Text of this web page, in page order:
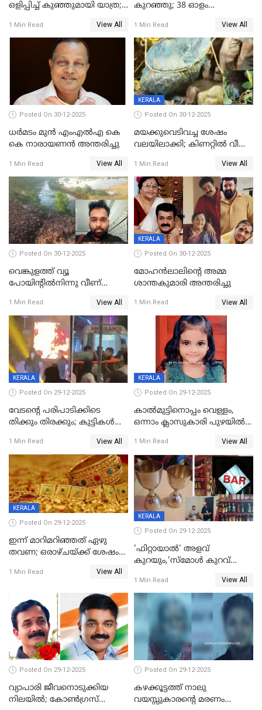
ഒളിപ്പിച്ച് കുഞ്ഞുമായി യാത്ര;
പിടികൂടി പൊലീസ്
1 Min Read View All
കുറഞ്ഞു; 38 ഓളം
സെന്ററിലെ അധ്യാപകന്‍
മർദിച്ചതായി പരാതി
1 Min Read View All
Posted On 30-12-2025
ധർമടം മുൻ എംഎല്‍എ കെ
കെ നാരായണന്‍ അന്തരിച്ചു
1 Min Read View All
KERALA
Posted On 30-12-2025
മയക്കുവെടിവച്ച ശേഷം
വലയിലാക്കി; കിണറ്റിൽ വീണ
1 Min Read View All
Posted On 30-12-2025
വെങ്കുളത്ത് വ്യൂ
പോയിന്റിൽനിന്നു വീണ്
1 Min Read View All
KERALA
Posted On 30-12-2025
മോഹന്‍ലാലിന്‍റെ അമ്മ
ശാന്തകുമാരി അന്തരിച്ചു
1 Min Read View All
KERALA
Posted On 29-12-2025
വേടന്റെ പരിപാടിക്കിടെ
തിക്കും തിരക്കും; കുട്ടികള്‍
പരിക്ക്; പാളം മറികടന്ന
യുവാവ് ട്രെയിന്‍ തട്ടി മരിച്ചു
1 Min Read View All
KERALA
Posted On 29-12-2025
കാൽമുട്ടിനൊപ്പം വെള്ളം,
ഒന്നാം ക്ലാസുകാരി പുഴയിൽ
കുട്ടികൾക്കൊപ്പം
കളിക്കുന്നതിനിടെ
1 Min Read View All
KERALA
Posted On 29-12-2025
ഇന്ന് മാറിമറിഞ്ഞത് ഏഴു
തവണ; ഒരാഴ്ചയ്ക്ക് ശേഷം
1 Min Read View All
KERALA
Posted On 29-12-2025
'ഫിറ്റായാൽ' അളവ്
കുറയും,'സ്‌മോൾ കുറവ്
പിഴ
1 Min Read View All
Posted On 29-12-2025
വ്യാപാരി ജീവനൊടുക്കിയ
നിലയില്‍; കോണ്‍ഗ്രസ്
Posted On 29-12-2025
കഴക്കൂട്ടത്ത് നാലു
വയസ്സുകാരന്റെ മരണം